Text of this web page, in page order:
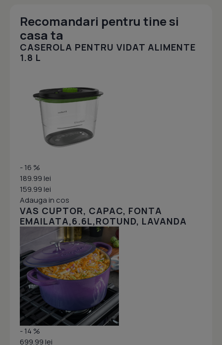
Recomandari pentru tine si
casa ta
CASEROLA PENTRU VIDAT ALIMENTE
1.8 L
- 16 %
189.99 lei
159.99 lei
Adauga in cos
VAS CUPTOR, CAPAC, FONTA
EMAILATA,6.6L,ROTUND, LAVANDA
- 14 %
699.99 lei